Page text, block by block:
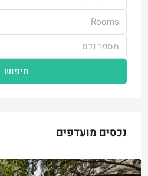
Rooms
חיפוש
נכסים מועדפים